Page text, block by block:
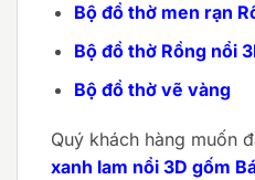
Bộ đồ thờ men rạn
Bộ đồ thờ Rồng nổi
Bộ đồ thờ vẽ vàng
Quý khách hàng muốn
xanh lam nổi 3D gốm